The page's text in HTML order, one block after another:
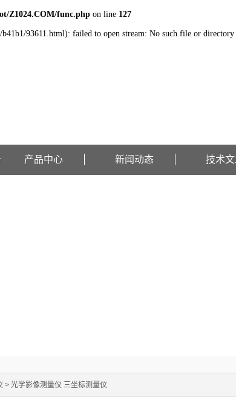
Z1024.COM/func.php on line 127
93611.html): failed to open stream: No such file or
产品中心 新闻动态 技术
> 光学影像测量仪 三坐标测量仪